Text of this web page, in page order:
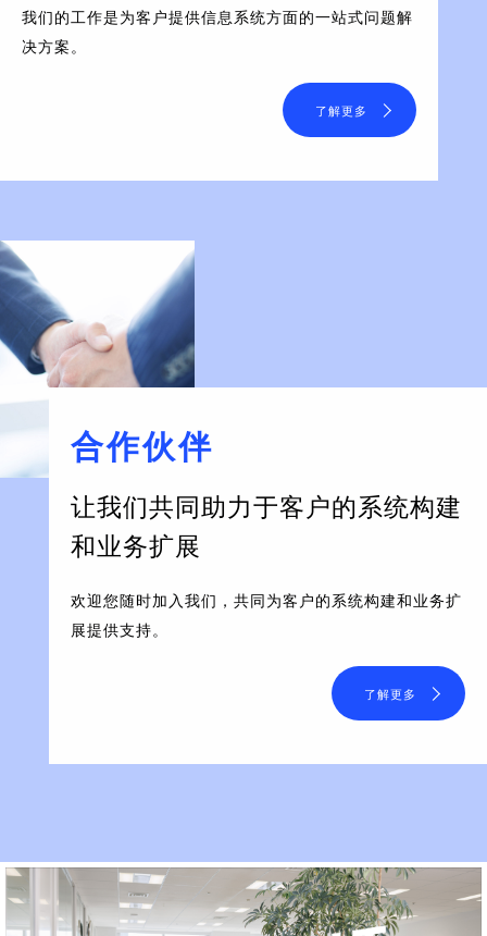
我们的工作是为客户提供信息系统方面的一站式问题解
决方案。
了解更多
合作伙伴
让我们共同助力于客户的系统构建
和业务扩展
欢迎您随时加入我们，共同为客户的系统构建和业务扩
展提供支持。
了解更多